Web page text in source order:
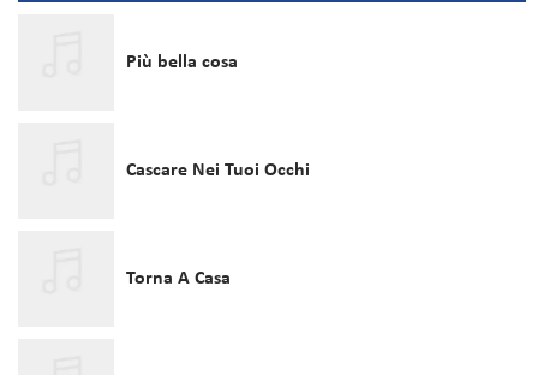
Più bella cosa
Cascare Nei Tuoi Occhi
Torna A Casa